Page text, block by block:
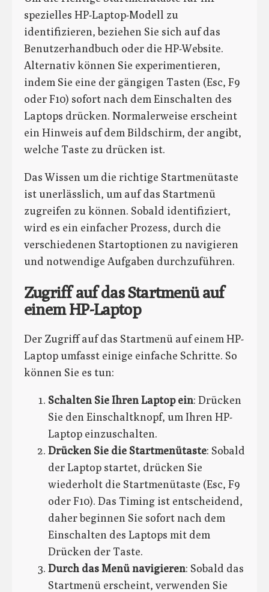
spezielles HP-Laptop-Modell zu
identifizieren, beziehen Sie sich auf das
Benutzerhandbuch oder die HP-Website.
Alternativ können Sie experimentieren,
indem Sie eine der gängigen Tasten (Esc, F9
oder F10) sofort nach dem Einschalten des
Laptops drücken. Normalerweise erscheint
ein Hinweis auf dem Bildschirm, der angibt,
welche Taste zu drücken ist.
Das Wissen um die richtige Startmenütaste
ist unerlässlich, um auf das Startmenü
zugreifen zu können. Sobald identifiziert,
wird es ein einfacher Prozess, durch die
verschiedenen Startoptionen zu navigieren
und notwendige Aufgaben durchzuführen.
Zugriff auf das Startmenü auf
einem HP-Laptop
Der Zugriff auf das Startmenü auf einem HP-
Laptop umfasst einige einfache Schritte. So
können Sie es tun:
Schalten Sie Ihren Laptop ein: Drücken
Sie den Einschaltknopf, um Ihren HP-
Laptop einzuschalten.
Drücken Sie die Startmenütaste: Sobald
der Laptop startet, drücken Sie
wiederholt die Startmenütaste (Esc, F9
oder F10). Das Timing ist entscheidend,
daher beginnen Sie sofort nach dem
Einschalten des Laptops mit dem
Drücken der Taste.
Durch das Menü navigieren: Sobald das
Startmenü erscheint, verwenden Sie